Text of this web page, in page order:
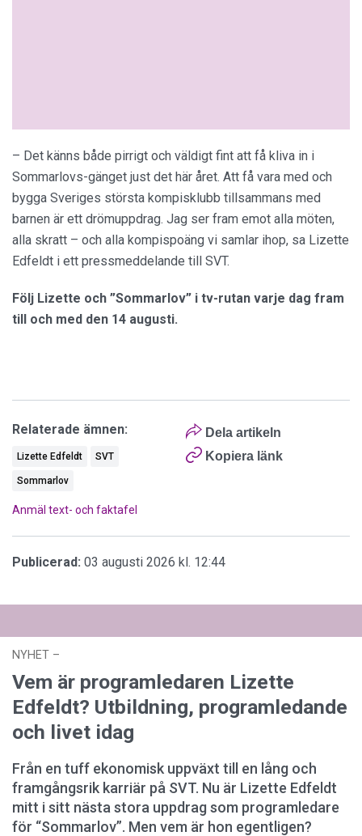
– Det känns både pirrigt och väldigt fint att få kliva in i
Sommarlovs-gänget just det här året. Att få vara med och
bygga Sveriges största kompisklubb tillsammans med
barnen är ett drömuppdrag. Jag ser fram emot alla möten,
alla skratt – och alla kompispoäng vi samlar ihop, sa Lizette
Edfeldt i ett pressmeddelande till SVT.
Följ Lizette och ”Sommarlov” i tv-rutan varje dag fram
till och med den 14 augusti.
Dela artikeln
Kopiera länk
Relaterade ämnen:
Lizette Edfeldt SVT
Sommarlov
Anmäl text- och faktafel
Publicerad: 03 augusti 2026 kl. 12:44
NYHET –
Vem är programledaren Lizette
Edfeldt? Utbildning, programledande
och livet idag
Från en tuff ekonomisk uppväxt till en lång och
framgångsrik karriär på SVT. Nu är Lizette Edfeldt
mitt i sitt nästa stora uppdrag som programledare
för “Sommarlov”. Men vem är hon egentligen?